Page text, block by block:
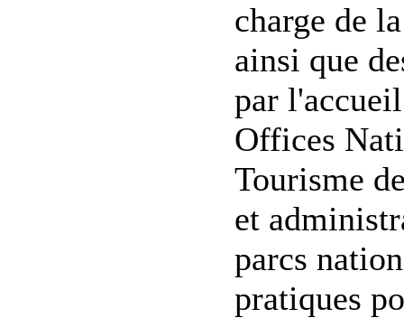
charge de
ainsi que
par
Offices
Tourisme
et
parcs
pratiques